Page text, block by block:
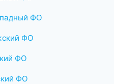
ФО
ФО
ФО
ФО